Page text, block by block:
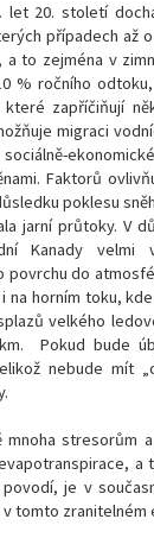
20. století
případech až
to zejména v
% ročního
zapříčiňují
migraci
Faktorů
poklesu
jarní průtoky. V
Kanady velmi
do
horním toku,
velkého
Pokud bude
nebude mít
stresorům
je v
tomto zranitelném